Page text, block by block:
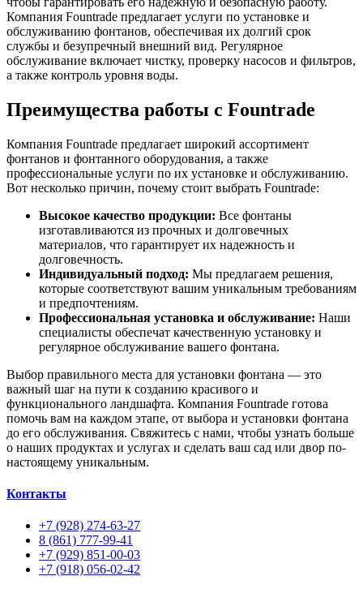
Компания Fountrade предлагает услуги по установке и
обслуживанию фонтанов, обеспечивая их долгий срок
службы и безупречный внешний вид. Регулярное
обслуживание включает чистку, проверку насосов и фильтров,
а также контроль уровня воды.
Преимущества работы с Fountrade
Компания Fountrade предлагает широкий ассортимент
фонтанов и фонтанного оборудования, а также
профессиональные услуги по их установке и обслуживанию.
Вот несколько причин, почему стоит выбрать Fountrade:
Высокое качество продукции: Все фонтаны
изготавливаются из прочных и долговечных
материалов, что гарантирует их надежность и
долговечность.
Индивидуальный подход: Мы предлагаем решения,
которые соответствуют вашим уникальным требованиям
и предпочтениям.
Профессиональная установка и обслуживание: Наши
специалисты обеспечат качественную установку и
регулярное обслуживание вашего фонтана.
Выбор правильного места для установки фонтана — это
важный шаг на пути к созданию красивого и
функционального ландшафта. Компания Fountrade готова
помочь вам на каждом этапе, от выбора и установки фонтана
до его обслуживания. Свяжитесь с нами, чтобы узнать больше
о наших продуктах и услугах и сделать ваш сад или двор по-
настоящему уникальным.
Контакты
+7 (928) 274-63-27
8 (861) 777-99-41
+7 (929) 851-00-03
+7 (918) 056-02-42